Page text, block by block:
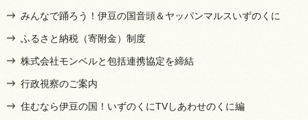
みんなで踊ろう！伊豆の国音頭＆ヤッパンマルスいずのくに
ふるさと納税（寄附金）制度
株式会社モンベルと包括連携協定を締結
行政視察のご案内
住むなら伊豆の国！いずのくにTVしあわせのくに編